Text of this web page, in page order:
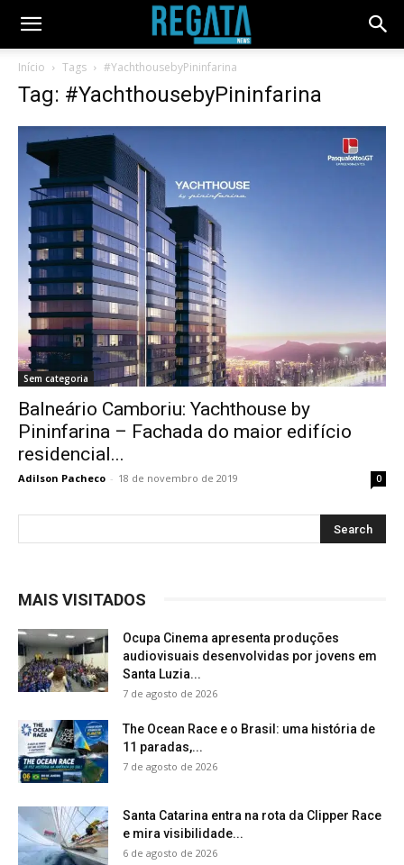
Início Tags #YachthousebyPininfarina
Tag: #YachthousebyPininfarina
Sem categoria
Balneário Camboriu: Yachthouse by
Pininfarina – Fachada do maior edifício
residencial...
Adilson Pacheco - 18 de novembro de 2019 0
MAIS VISITADOS
Ocupa Cinema apresenta produções
audiovisuais desenvolvidas por jovens em
Santa Luzia...
7 de agosto de 2026
The Ocean Race e o Brasil: uma história de
11 paradas,...
7 de agosto de 2026
Santa Catarina entra na rota da Clipper Race
e mira visibilidade...
6 de agosto de 2026